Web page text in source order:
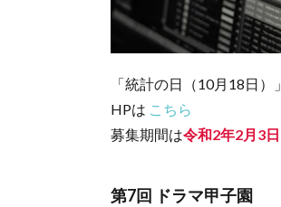
「統計の日（10月18日
HPは こちら
募集期間は令和2年2月3
第7回 ドラマ甲子園